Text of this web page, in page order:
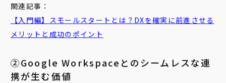
関連記事：
【入門編】 スモールスタート とは？DXを確実に前進させる
メリットと成功のポイント
②Google Workspaceとのシームレスな連
携が生む価値